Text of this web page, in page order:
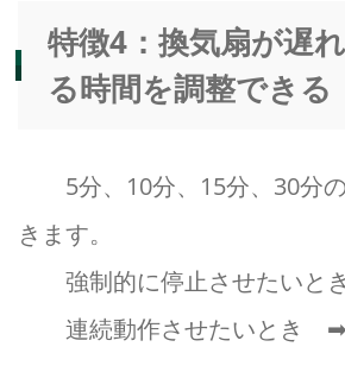
特徴4：換気扇が遅
る時間を調整できる
5分、10分、15分、30分
きます。
強制的に停止させたいと
連続動作させたいとき ➡